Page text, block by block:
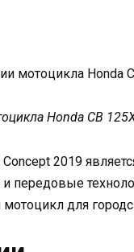
мотоцикла Honda
Honda CB
2019
и передовые
для